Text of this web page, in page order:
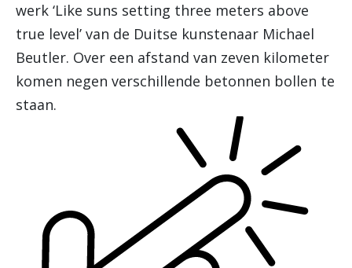
werk ‘Like suns setting three meters above
true level’ van de Duitse kunstenaar Michael
Beutler. Over een afstand van zeven kilometer
komen negen verschillende betonnen bollen te
staan.